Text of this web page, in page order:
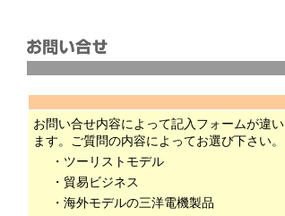
お問い合せ内容によって記入フォームが違い
ます。ご質問の内容によってお選び下さい。
・ ツーリストモデル
・ 貿易ビジネス
・ 海外モデルの三洋電機製品